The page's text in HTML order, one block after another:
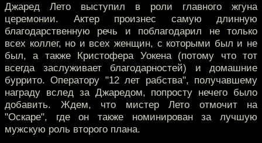
Джаред Лето выступил в роли главного жгуна
церемонии. Актер произнес самую длинную
благодарственную речь и поблагодарил не только
всех коллег, но и всех женщин, с которыми был и не
был, а также Кристофера Уокена (потому что тот
всегда заслуживает благодарностей) и домашние
буррито. Оператору "12 лет рабства", получавшему
награду вслед за Джаредом, попросту нечего было
добавить. Ждем, что мистер Лето отмочит на
"Оскаре", где он также номинирован за лучшую
мужскую роль второго плана.